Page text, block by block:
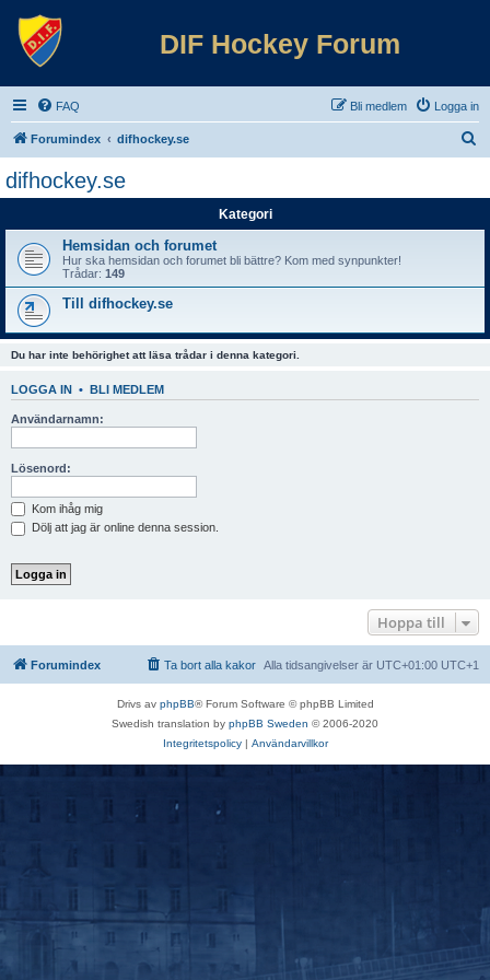
DIF Hockey Forum
FAQ Logga in
Bli medlem
Forumindex difhockey.se
difhockey.se
Kategori
Hemsidan och forumet
Hur ska hemsidan och forumet bli bättre? Kom med synpunkter!
Trådar: 149
Till difhockey.se
Du har inte behörighet att läsa trådar i denna kategori.
LOGGA IN • BLI MEDLEM
Användarnamn:
Lösenord:
Kom ihåg mig
Dölj att jag är online denna session.
Hoppa till
Forumindex Alla tidsangivelser är UTC+01:00 UTC+1
Ta bort alla kakor
Drivs av phpBB® Forum Software © phpBB Limited
Swedish translation by phpBB Sweden © 2006-2020
Integritetspolicy| Användarvillkor